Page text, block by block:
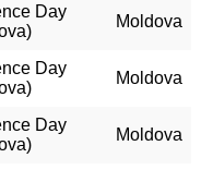
Day
Moldova
Day
Moldova
Day
Moldova